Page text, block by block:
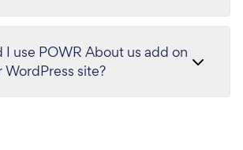
use POWR About us add on
site?